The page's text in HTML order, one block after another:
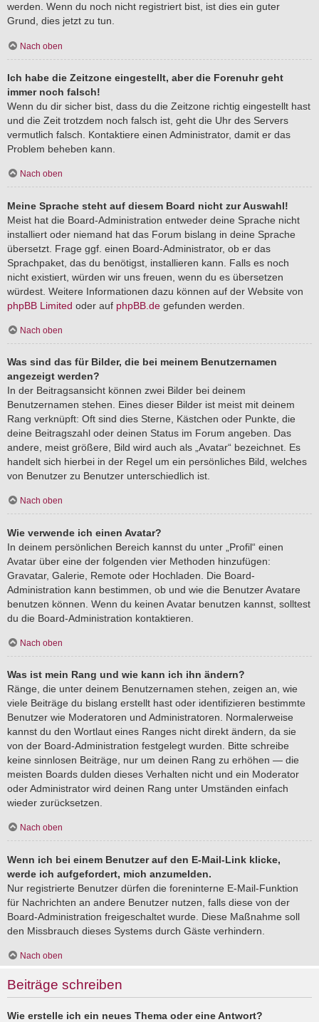
werden. Wenn du noch nicht registriert bist, ist dies ein guter
Grund, dies jetzt zu tun.
Nach oben
Ich habe die Zeitzone eingestellt, aber die Forenuhr geht
immer noch falsch!
Wenn du dir sicher bist, dass du die Zeitzone richtig eingestellt hast
und die Zeit trotzdem noch falsch ist, geht die Uhr des Servers
vermutlich falsch. Kontaktiere einen Administrator, damit er das
Problem beheben kann.
Nach oben
Meine Sprache steht auf diesem Board nicht zur Auswahl!
Meist hat die Board-Administration entweder deine Sprache nicht
installiert oder niemand hat das Forum bislang in deine Sprache
übersetzt. Frage ggf. einen Board-Administrator, ob er das
Sprachpaket, das du benötigst, installieren kann. Falls es noch
nicht existiert, würden wir uns freuen, wenn du es übersetzen
würdest. Weitere Informationen dazu können auf der Website von
phpBB Limited oder auf phpBB.de gefunden werden.
Nach oben
Was sind das für Bilder, die bei meinem Benutzernamen
angezeigt werden?
In der Beitragsansicht können zwei Bilder bei deinem
Benutzernamen stehen. Eines dieser Bilder ist meist mit deinem
Rang verknüpft: Oft sind dies Sterne, Kästchen oder Punkte, die
deine Beitragszahl oder deinen Status im Forum angeben. Das
andere, meist größere, Bild wird auch als „Avatar“ bezeichnet. Es
handelt sich hierbei in der Regel um ein persönliches Bild, welches
von Benutzer zu Benutzer unterschiedlich ist.
Nach oben
Wie verwende ich einen Avatar?
In deinem persönlichen Bereich kannst du unter „Profil“ einen
Avatar über eine der folgenden vier Methoden hinzufügen:
Gravatar, Galerie, Remote oder Hochladen. Die Board-
Administration kann bestimmen, ob und wie die Benutzer Avatare
benutzen können. Wenn du keinen Avatar benutzen kannst, solltest
du die Board-Administration kontaktieren.
Nach oben
Was ist mein Rang und wie kann ich ihn ändern?
Ränge, die unter deinem Benutzernamen stehen, zeigen an, wie
viele Beiträge du bislang erstellt hast oder identifizieren bestimmte
Benutzer wie Moderatoren und Administratoren. Normalerweise
kannst du den Wortlaut eines Ranges nicht direkt ändern, da sie
von der Board-Administration festgelegt wurden. Bitte schreibe
keine sinnlosen Beiträge, nur um deinen Rang zu erhöhen — die
meisten Boards dulden dieses Verhalten nicht und ein Moderator
oder Administrator wird deinen Rang unter Umständen einfach
wieder zurücksetzen.
Nach oben
Wenn ich bei einem Benutzer auf den E-Mail-Link klicke,
werde ich aufgefordert, mich anzumelden.
Nur registrierte Benutzer dürfen die foreninterne E-Mail-Funktion
für Nachrichten an andere Benutzer nutzen, falls diese von der
Board-Administration freigeschaltet wurde. Diese Maßnahme soll
den Missbrauch dieses Systems durch Gäste verhindern.
Nach oben
Beiträge schreiben
Wie erstelle ich ein neues Thema oder eine Antwort?